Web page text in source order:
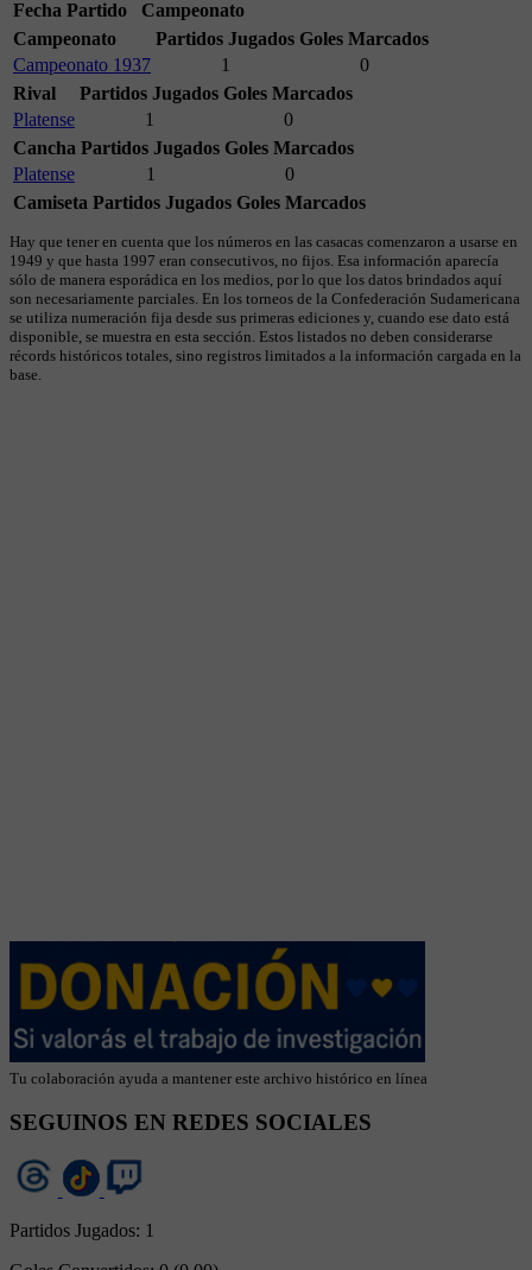
Fecha Partido
Campeonato
Campeonato
Partidos Jugados Goles Marcados
Campeonato 1937
1
0
Rival
Partidos Jugados Goles Marcados
Platense
1
0
Cancha Partidos Jugados Goles Marcados
Platense
1
0
Camiseta Partidos Jugados Goles Marcados
Hay que tener en cuenta que los números en las casacas comenzaron a usarse en
1949 y que hasta 1997 eran consecutivos, no fijos. Esa información aparecía
sólo de manera esporádica en los medios, por lo que los datos brindados aquí
son necesariamente parciales. En los torneos de la Confederación Sudamericana
se utiliza numeración fija desde sus primeras ediciones y, cuando ese dato está
disponible, se muestra en esta sección. Estos listados no deben considerarse
récords históricos totales, sino registros limitados a la información cargada en la
base.
Tu colaboración ayuda a mantener este archivo histórico en línea
SEGUINOS EN REDES SOCIALES
Partidos Jugados: 1